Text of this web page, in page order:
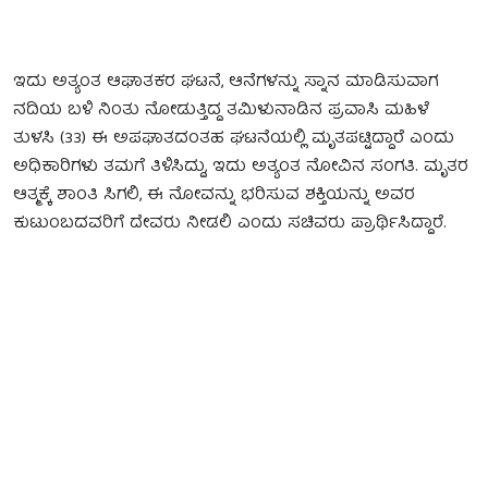
ಇದು ಅತ್ಯಂತ ಆಘಾತಕರ ಘಟನೆ, ಆನೆಗಳನ್ನು ಸ್ನಾನ ಮಾಡಿಸುವಾಗ
ನದಿಯ ಬಳಿ ನಿಂತು ನೋಡುತ್ತಿದ್ದ ತಮಿಳುನಾಡಿನ ಪ್ರವಾಸಿ ಮಹಿಳೆ
ತುಳಸಿ (33) ಈ ಅಪಘಾತದಂತಹ ಘಟನೆಯಲ್ಲಿ ಮೃತಪಟ್ಟಿದ್ದಾರೆ ಎಂದು
ಅಧಿಕಾರಿಗಳು ತಮಗೆ ತಿಳಿಸಿದ್ದು, ಇದು ಅತ್ಯಂತ ನೋವಿನ ಸಂಗತಿ. ಮೃತರ
ಆತ್ಮಕ್ಕೆ ಶಾಂತಿ ಸಿಗಲಿ, ಈ ನೋವನ್ನು ಭರಿಸುವ ಶಕ್ತಿಯನ್ನು ಅವರ
ಕುಟುಂಬದವರಿಗೆ ದೇವರು ನೀಡಲಿ ಎಂದು ಸಚಿವರು ಪ್ರಾರ್ಥಿಸಿದ್ದಾರೆ.